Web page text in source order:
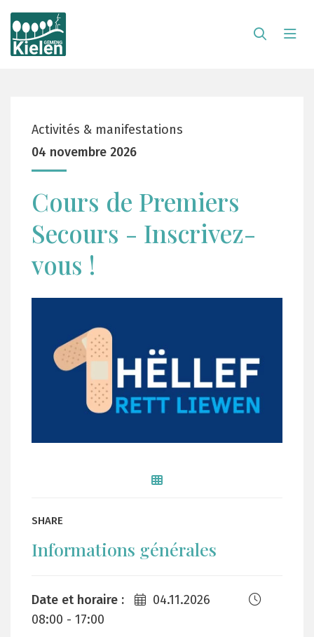
Activités & manifestations
04 novembre 2026
Cours de Premiers
Secours - Inscrivez-
vous !
SHARE
Informations générales
Date et horaire :
04.11.2026
08:00 - 17:00